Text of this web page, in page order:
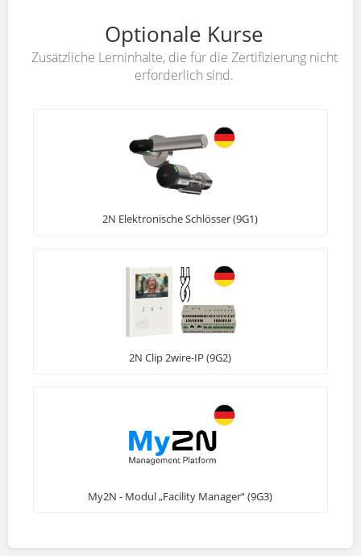
Optionale Kurse
Zusätzliche Lerninhalte, die für die Zertifizierung nicht
erforderlich sind.
2N Elektronische Schlösser (9G1)
2N Clip 2wire-IP (9G2)
My2N - Modul „Facility Manager“ (9G3)